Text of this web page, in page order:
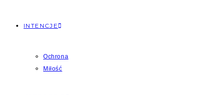
INTENCJE
Ochrona
Miłość